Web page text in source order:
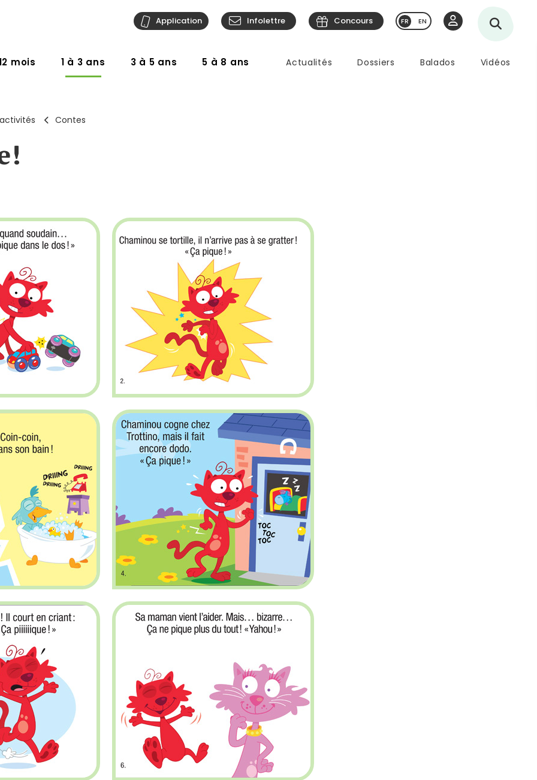
mois 1 à 3 ans 3 à 5 ans 5 à 8 ans Actualités Dossiers Balados Vidéos
Application Infolettre Concours EN
Contes